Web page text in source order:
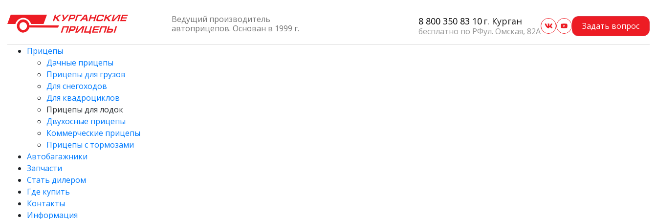
Ведущий производитель
автоприцепов. Основан в 1999 г.
8 800 350 83 10
бесплатно по РФ
г. Курган
ул. Омская, 82А
Задать вопрос
Прицепы
Дачные прицепы
Прицепы для грузов
Для снегоходов
Для квадроциклов
Прицепы для лодок
Двухосные прицепы
Коммерческие прицепы
Прицепы с тормозами
Автобагажники
Запчасти
Стать дилером
Где купить
Контакты
Информация